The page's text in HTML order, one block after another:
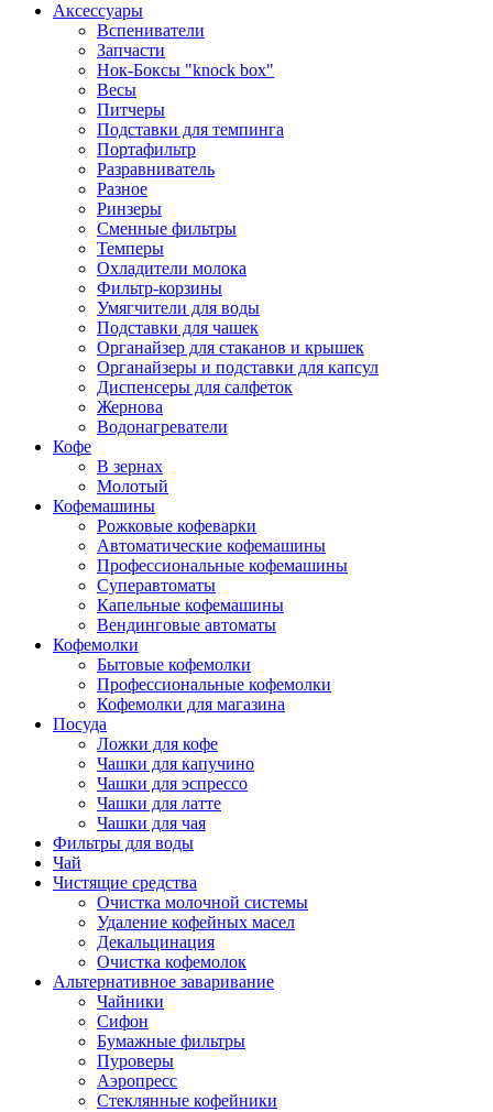
Аксессуары
Вспениватели
Запчасти
Нок-Боксы "knock box"
Весы
Питчеры
Подставки для темпинга
Портафильтр
Разравниватель
Разное
Ринзеры
Сменные фильтры
Темперы
Охладители молока
Фильтр-корзины
Умягчители для воды
Подставки для чашек
Органайзер для стаканов и крышек
Органайзеры и подставки для капсул
Диспенсеры для салфеток
Жернова
Водонагреватели
Кофе
В зернах
Молотый
Кофемашины
Рожковые кофеварки
Автоматические кофемашины
Профессиональные кофемашины
Суперавтоматы
Капельные кофемашины
Вендинговые автоматы
Кофемолки
Бытовые кофемолки
Профессиональные кофемолки
Кофемолки для магазина
Посуда
Ложки для кофе
Чашки для капучино
Чашки для эспрессо
Чашки для латте
Чашки для чая
Фильтры для воды
Чай
Чистящие средства
Очистка молочной системы
Удаление кофейных масел
Декальцинация
Очистка кофемолок
Альтернативное заваривание
Чайники
Сифон
Бумажные фильтры
Пуроверы
Аэропресс
Стеклянные кофейники